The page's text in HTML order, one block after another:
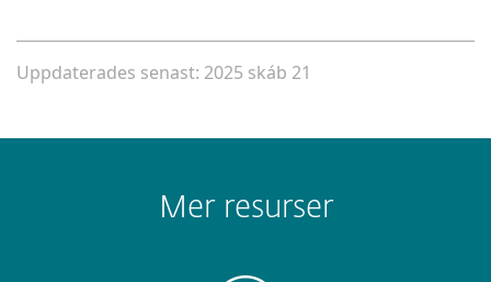
Uppdaterades senast: 2025 skáb 21
Mer resurser